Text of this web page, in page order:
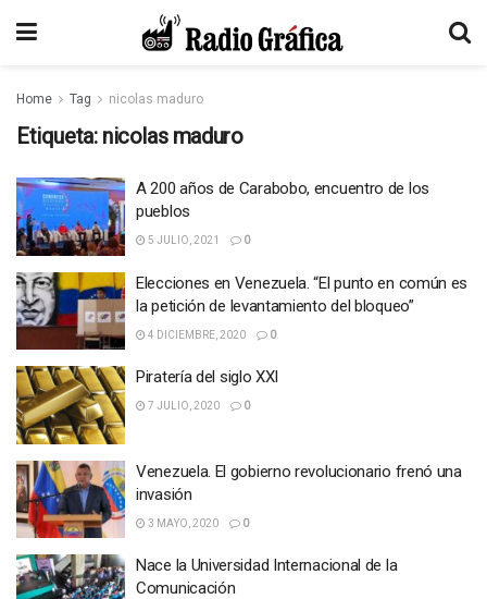
Home Tag nicolas maduro
Etiqueta: nicolas maduro
A 200 años de Carabobo, encuentro de los
pueblos
5 JULIO, 2021 0
Elecciones en Venezuela. “El punto en común es
la petición de levantamiento del bloqueo”
4 DICIEMBRE, 2020 0
Piratería del siglo XXI
7 JULIO, 2020 0
Venezuela. El gobierno revolucionario frenó una
invasión
3 MAYO, 2020 0
Nace la Universidad Internacional de la
Comunicación